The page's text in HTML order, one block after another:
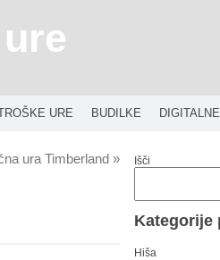
URE BUDILKE
ura Timberland » Išči
Kategorije
Hiša